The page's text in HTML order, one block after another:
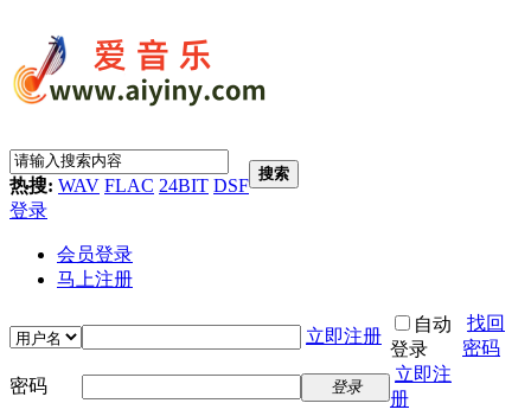
热搜: WAV FLAC 24BIT DSF
搜索
登录
会员登录
马上注册
立即注册
自动
登录
找回
密码
密码
登录
立即注
册